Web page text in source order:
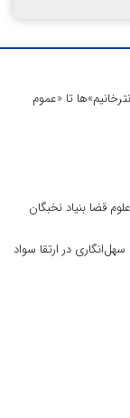
تا «عموم
قضا بنیاد نخبگان
در ارتقا سواد